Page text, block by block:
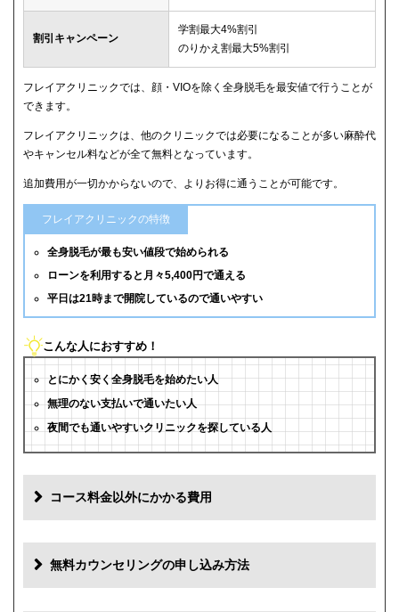
割引キャンペーン
学割最大4%割引
のりかえ割最大5%割引
フレイアクリニックでは、顔・VIOを除く全身脱毛を最安値で行うことが
できます。
フレイアクリニックは、他のクリニックでは必要になることが多い麻酔代
やキャンセル料などが全て無料となっています。
追加費用が一切かからないので、よりお得に通うことが可能です。
フレイアクリニックの特徴
全身脱毛が最も安い値段で始められる
ローンを利用すると月々5,400円で通える
平日は21時まで開院しているので通いやすい
こんな人におすすめ！
とにかく安く全身脱毛を始めたい人
無理のない支払いで通いたい人
夜間でも通いやすいクリニックを探している人
コース料金以外にかかる費用
初診料 0円
無料カウンセリングの申し込み方法